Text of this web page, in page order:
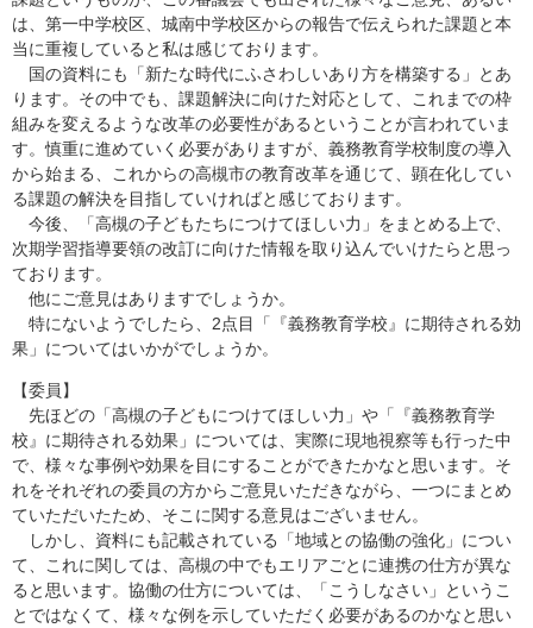
は、第一中学校区、城南中学校区からの報告で伝えられた課題と本
当に重複していると私は感じております。
国の資料にも「新たな時代にふさわしいあり方を構築する」とあ
ります。その中でも、課題解決に向けた対応として、これまでの枠
組みを変えるような改革の必要性があるということが言われていま
す。慎重に進めていく必要がありますが、義務教育学校制度の導入
から始まる、これからの高槻市の教育改革を通じて、顕在化してい
る課題の解決を目指していければと感じております。
今後、「高槻の子どもたちにつけてほしい力」をまとめる上で、
次期学習指導要領の改訂に向けた情報を取り込んでいけたらと思っ
ております。
他にご意見はありますでしょうか。
特にないようでしたら、2点目「『義務教育学校』に期待される効
果」についてはいかがでしょうか。
【委員】
先ほどの「高槻の子どもにつけてほしい力」や「『義務教育学
校』に期待される効果」については、実際に現地視察等も行った中
で、様々な事例や効果を目にすることができたかなと思います。そ
れをそれぞれの委員の方からご意見いただきながら、一つにまとめ
ていただいたため、そこに関する意見はございません。
しかし、資料にも記載されている「地域との協働の強化」につい
て、これに関しては、高槻の中でもエリアごとに連携の仕方が異な
ると思います。協働の仕方については、「こうしなさい」というこ
とではなくて、様々な例を示していただく必要があるのかなと思い